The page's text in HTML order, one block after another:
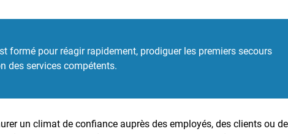
formé pour réagir rapidement, prodiguer les premiers secours
des services compétents.
un climat de confiance auprès des employés, des clients ou